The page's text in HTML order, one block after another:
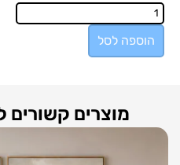
הוספה לסל
מוצרים קשורים